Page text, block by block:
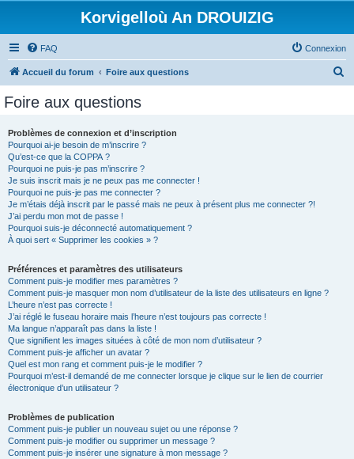
Korvigelloù An DROUIZIG
FAQ Connexion
Accueil du forum Foire aux questions
Foire aux questions
Problèmes de connexion et d’inscription
Pourquoi ai-je besoin de m’inscrire ?
Qu’est-ce que la COPPA ?
Pourquoi ne puis-je pas m’inscrire ?
Je suis inscrit mais je ne peux pas me connecter !
Pourquoi ne puis-je pas me connecter ?
Je m’étais déjà inscrit par le passé mais ne peux à présent plus me connecter ?!
J’ai perdu mon mot de passe !
Pourquoi suis-je déconnecté automatiquement ?
À quoi sert « Supprimer les cookies » ?
Préférences et paramètres des utilisateurs
Comment puis-je modifier mes paramètres ?
Comment puis-je masquer mon nom d’utilisateur de la liste des utilisateurs en ligne ?
L’heure n’est pas correcte !
J’ai réglé le fuseau horaire mais l’heure n’est toujours pas correcte !
Ma langue n’apparaît pas dans la liste !
Que signifient les images situées à côté de mon nom d’utilisateur ?
Comment puis-je afficher un avatar ?
Quel est mon rang et comment puis-je le modifier ?
Pourquoi m’est-il demandé de me connecter lorsque je clique sur le lien de courrier
électronique d’un utilisateur ?
Problèmes de publication
Comment puis-je publier un nouveau sujet ou une réponse ?
Comment puis-je modifier ou supprimer un message ?
Comment puis-je insérer une signature à mon message ?